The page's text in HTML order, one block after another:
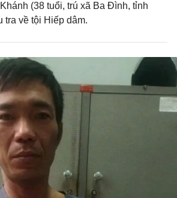
(38 tuổi, trú xã Ba Đình, tỉnh
tra về tội Hiếp dâm.